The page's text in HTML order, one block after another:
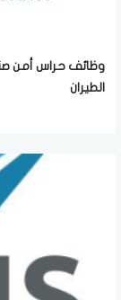
وظائف حراس أمن
الطيران